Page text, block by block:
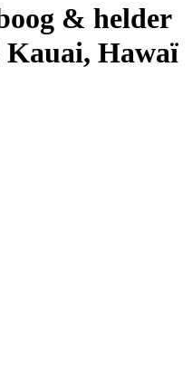
& helder
Kauai, Hawaï